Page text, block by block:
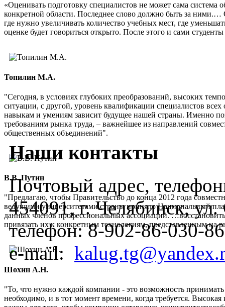
«Оценивать подготовку специалистов не может сама
конкретной области. Последнее слово должно быть за ними.…
где нужно увеличивать количество учебных мест, где
оценке будет говориться открыто. После этого и сами
Топилин М.А.
"Сегодня, в условиях глубоких преобразований, высоких
ситуации, с другой, уровень квалификации специалистов
навыкам и умениям зависит будущее нашей страны. Именно
требованиям рынка труда, – важнейшее из направлений
общественных объединений".
В.В. Путин
"Предлагаю, чтобы Правительство до конца 2012 года
ведущими университетами страны приняло Национальный
данных членов профессиональных ассоциаций.
привязать их к конкретным технологиям, представленным на
Шохин А.Н.
"То, что нужно каждой компании - это возможность
необходимо, и в тот момент времени, когда требуется.
Наши контакты
Почтовый адрес,
454091, г. Челябинск,
телефон:8-902-86-030-86
e-mail: